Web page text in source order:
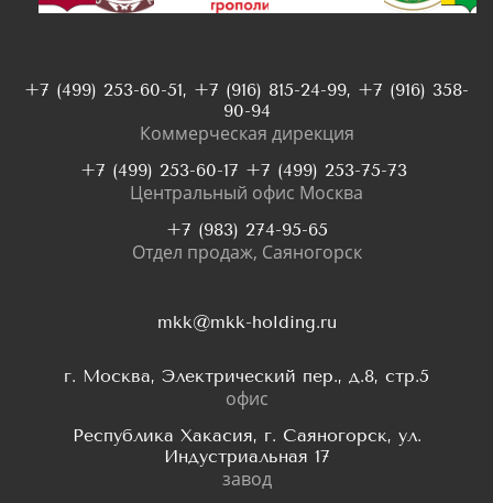
+7 (499) 253-60-51, +7 (916) 815-24-99, +7 (916) 358-
90-94
Коммерческая дирекция
+7 (499) 253-60-17 +7 (499) 253-75-73
Центральный офис Москва
+7 (983) 274-95-65
Отдел продаж, Саяногорск
mkk@mkk-holding.ru
г. Москва, Электрический пер., д.8, стр.5
офис
Республика Хакасия, г. Саяногорск, ул.
Индустриальная 17
завод